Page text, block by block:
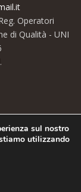
Operatori
di Qualità - UNI
sul nostro
utilizzando